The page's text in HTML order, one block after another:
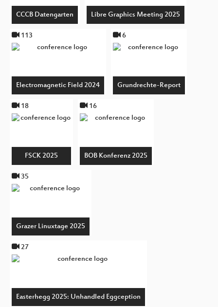
CCCB Datengarten Libre Graphics Meeting 2025
113
Electromagnetic Field 2024
6
Grundrechte-Report
18
FSCK 2025
16
BOB Konferenz 2025
35
Grazer Linuxtage 2025
27
Easterhegg 2025: Unhandled Eggception